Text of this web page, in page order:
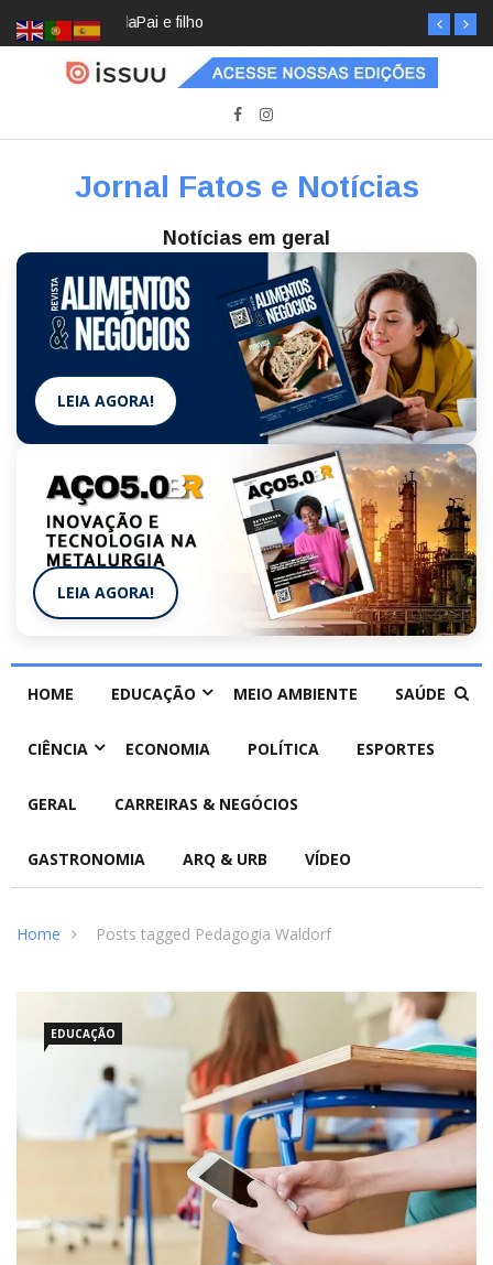
Pai e filho
Jornal Fatos e Notícias
Notícias em geral
LEIA AGORA!
LEIA AGORA!
HOME EDUCAÇÃO MEIO AMBIENTE SAÚDE
CIÊNCIA ECONOMIA POLÍTICA ESPORTES
GERAL CARREIRAS & NEGÓCIOS
GASTRONOMIA ARQ & URB VÍDEO
Home Posts tagged Pedagogia Waldorf
EDUCAÇÃO